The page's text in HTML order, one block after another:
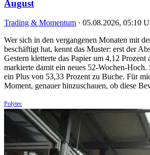
August
Trading & Momentum · 05.08.2026, 05:10
Wer sich in den vergangenen Monaten mit
beschäftigt hat, kennt das Muster: erst der
Gestern kletterte das Papier um 4,12 Prozent
markierte damit ein neues 52-Wochen-Hoch.
ein Plus von 53,33 Prozent zu Buche. Für
Moment, genauer hinzuschauen, ob diese
Polytec